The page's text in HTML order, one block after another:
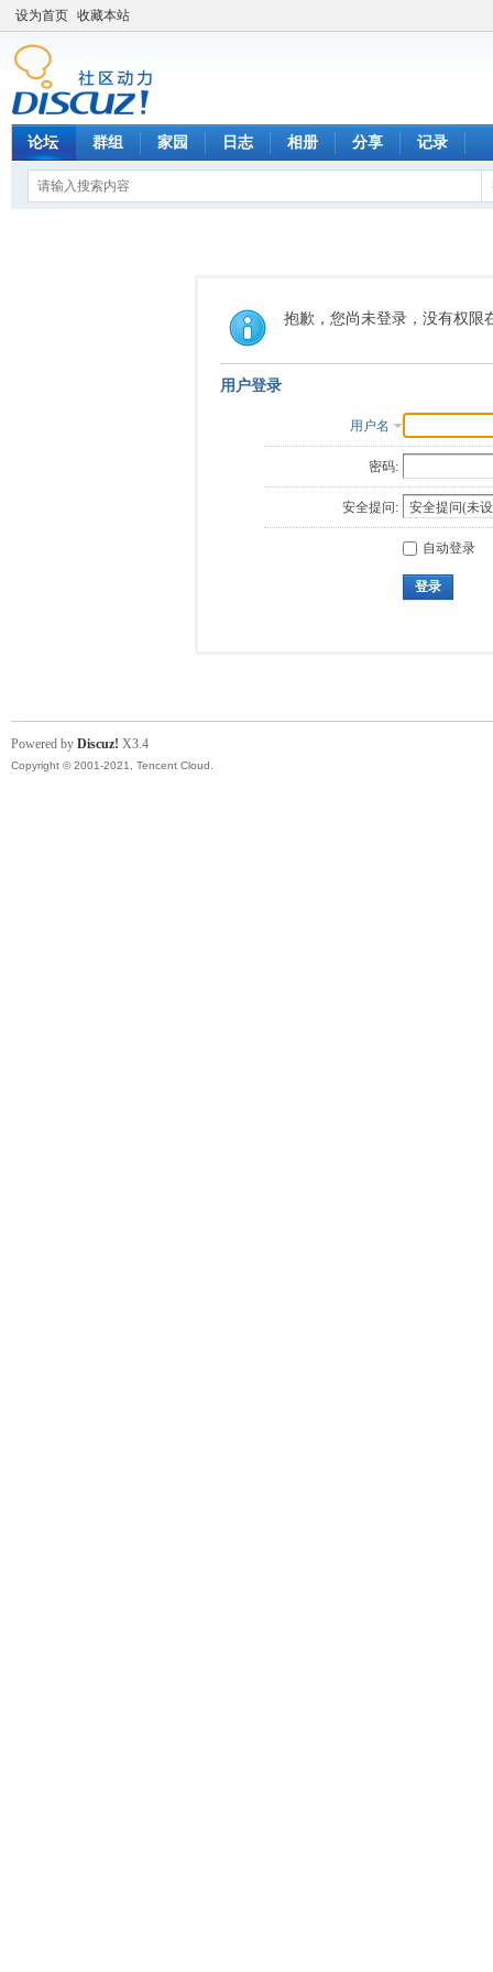
设为首页 收藏本站
论坛 群组 家园 日志 相册 分享 记录
抱歉，您尚未登录，没有权限
用户登录
用户名
密码:
安全提问:
自动登录
登录
Powered by Discuz! X3.4
Copyright © 2001-2021, Tencent Cloud.